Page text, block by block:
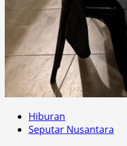
Hiburan
Seputar Nusantara